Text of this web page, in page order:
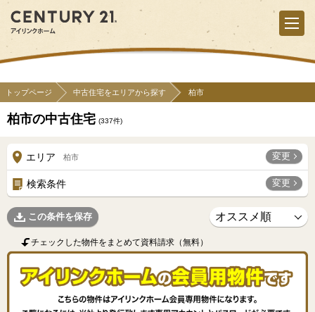
トップページ 中古住宅をエリアから探す 柏市
柏市の中古住宅 (337件)
エリア 柏市 変更
検索条件 変更
この条件を保存
チェックした物件をまとめて資料請求（無料）